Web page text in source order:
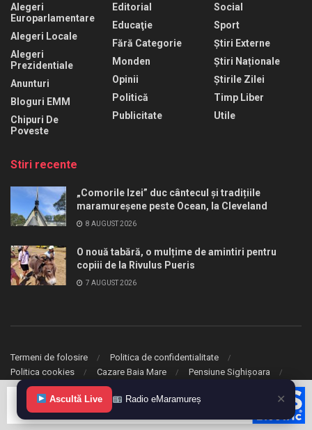
Alegeri
Europarlamentare
Alegeri Locale
Alegeri
Prezidentiale
Anunturi
Bloguri EMM
Chipuri De
Poveste
Editorial
Educaţie
Fără Categorie
Monden
Opinii
Politică
Publicitate
Social
Sport
Știri Externe
Știri Naționale
Știrile Zilei
Timp Liber
Utile
Stiri recente
„Comorile Izei” duc cântecul și tradițiile
maramureșene peste Ocean, la Cleveland
8 AUGUST 2026
O nouă tabără, o mulțime de amintiri pentru
copiii de la Rivulus Pueris
7 AUGUST 2026
Termeni de folosire
Politica de confidentialitate
Politica cookies
Cazare Baia Mare Pensiune Sighișoara
© 2020 eMaramures. Toate drepturile rezervate.
Ascultă Live Radio eMaramureș ✕